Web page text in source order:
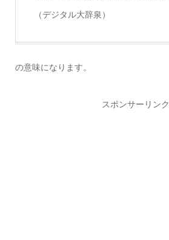
（デジタル大辞泉）
の意味になります。
スポンサーリンク